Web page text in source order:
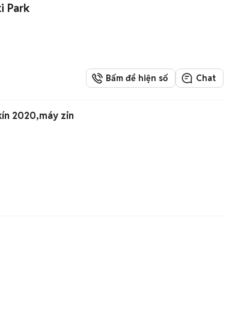
Park
Bấm để hiện số Chat
2020,máy zin